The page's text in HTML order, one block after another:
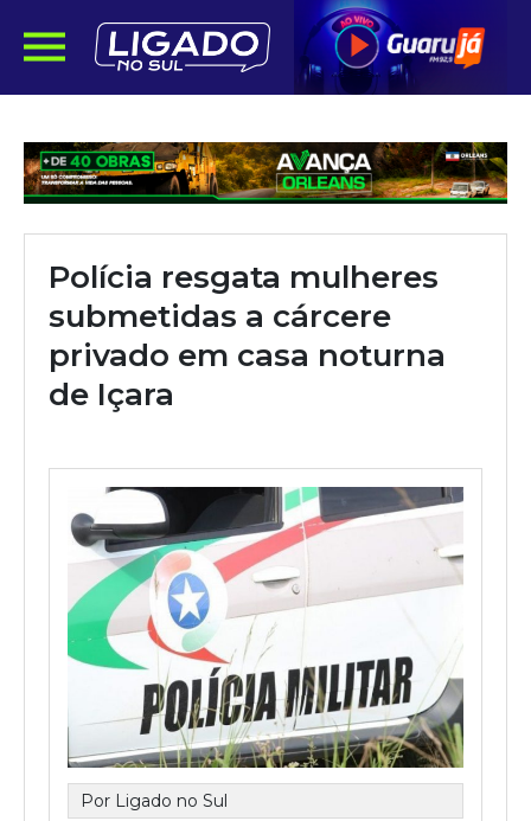
Polícia resgata mulheres
submetidas a cárcere
privado em casa noturna
de Içara
Por Ligado no Sul